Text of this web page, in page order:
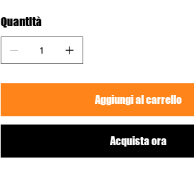
Quantità
Aggiungi al carrello
Acquista ora